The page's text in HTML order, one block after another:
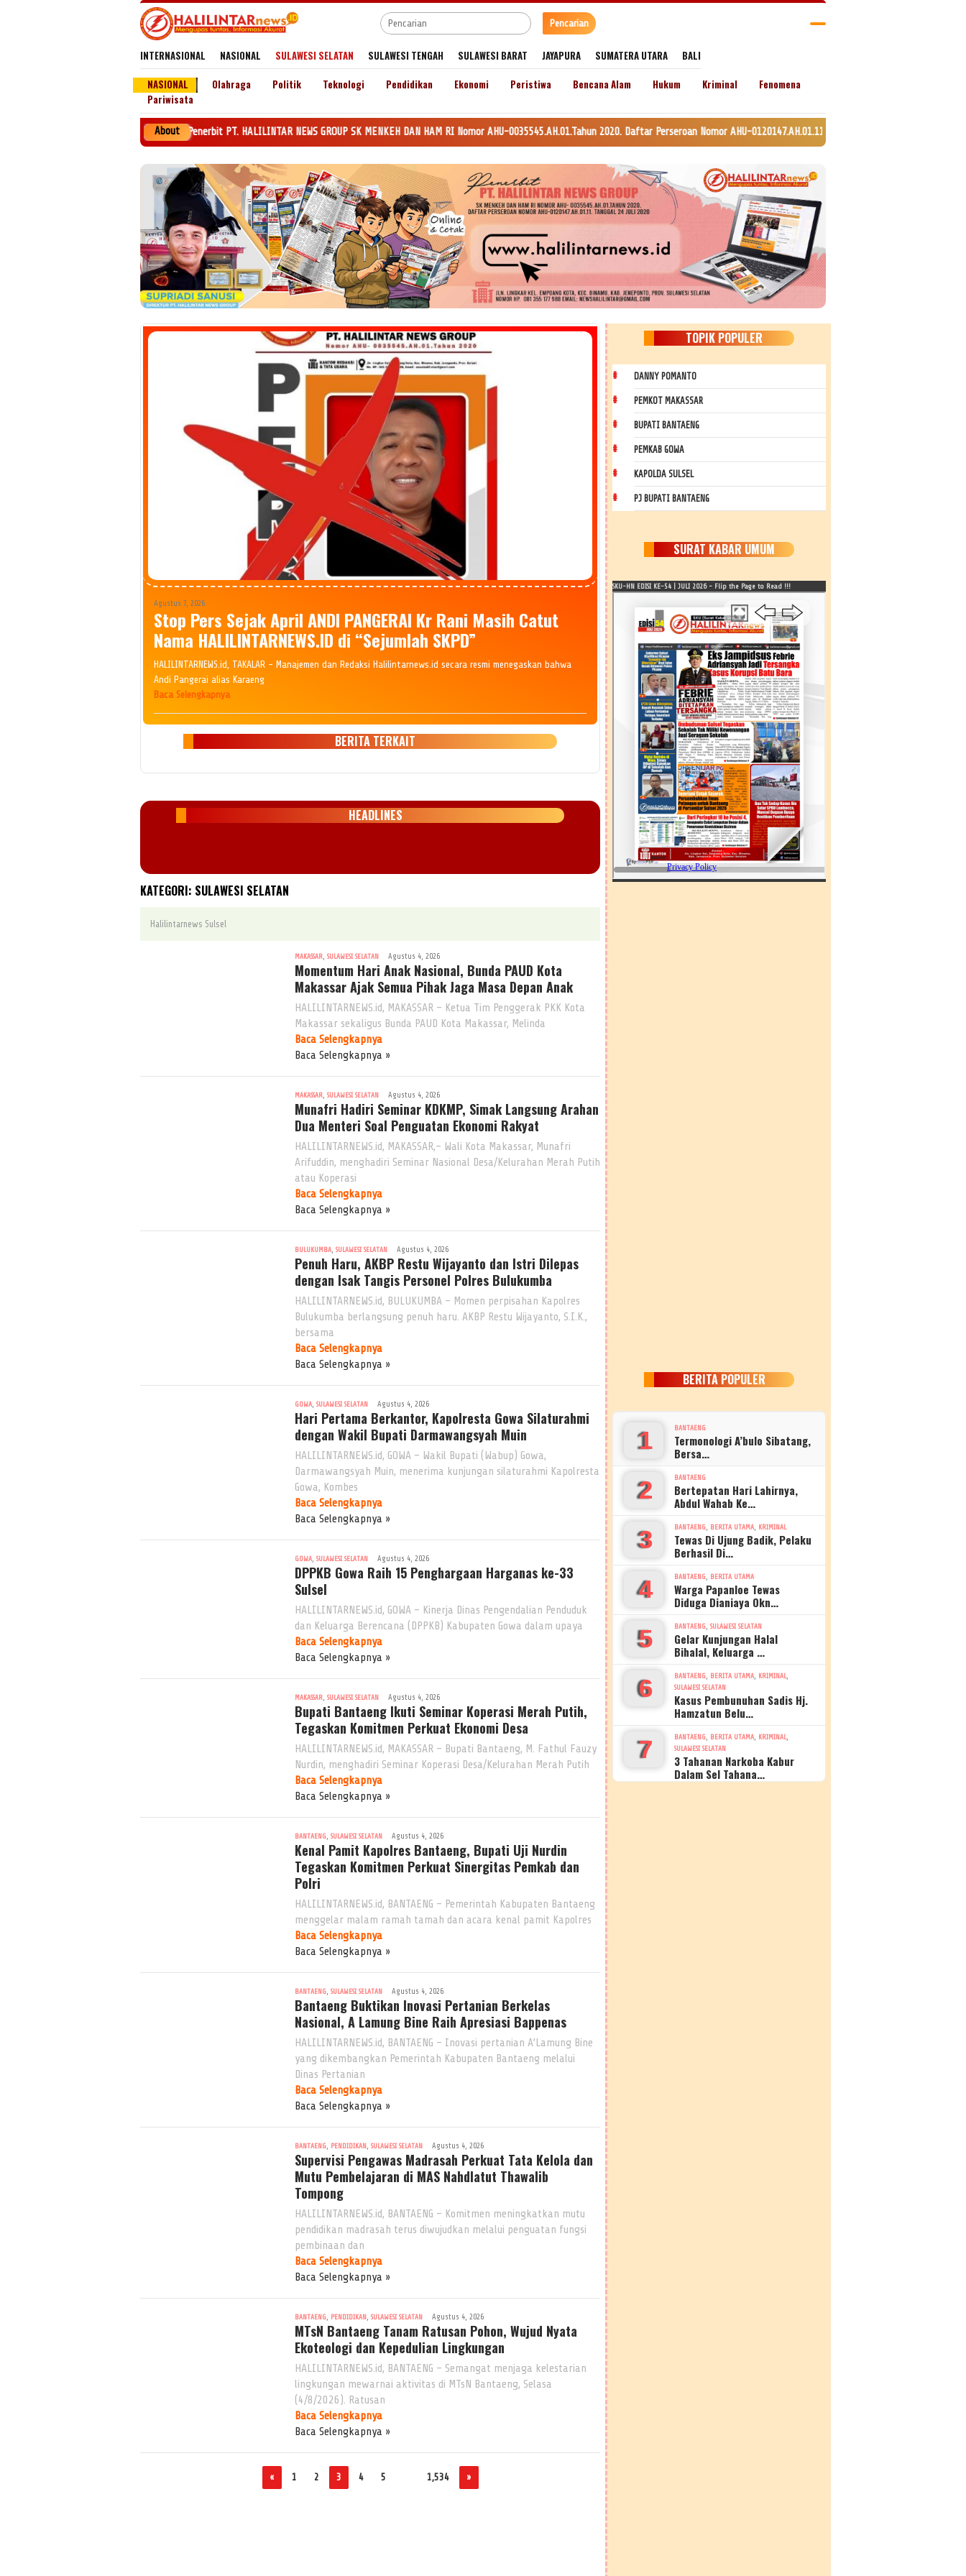
Pencarian
INTERNASIONAL NASIONAL SULAWESI SELATAN SULAWESI TENGAH SULAWESI BARAT JAYAPURA SUMATERA UTARA
BALI
NASIONAL
Olahraga Politik Teknologi Pendidikan Ekonomi Peristiwa Bencana Alam Hukum Kriminal
Fenomena
Pariwisata
About
Penerbit PT. HALILINTAR NEWS GROUP SK MENKEH DAN HAM RI Nomor AHU-0035545.AH.01.Tahun 2020. Daftar Perseroan Nomor AHU-0120147.AH.01.11. Tanggal 24 Juli 2020. lamat: Jln. Lingkar
Agustus 7, 2026
Stop Pers Sejak April ANDI PANGERAI Kr Rani Masih Catut
Nama HALILINTARNEWS.ID di “Sejumlah SKPD”
HALILINTARNEWS.id, TAKALAR – Manajemen dan Redaksi Halilintarnews.id secara resmi menegaskan bahwa
Andi Pangerai alias Karaeng
Baca Selengkapnya
BERITA TERKAIT
HEADLINES
KATEGORI: SULAWESI SELATAN
Halilintarnews Sulsel
MAKASSAR, SULAWESI SELATAN Agustus 4, 2026
Momentum Hari Anak Nasional, Bunda PAUD Kota
Makassar Ajak Semua Pihak Jaga Masa Depan Anak
HALILINTARNEWS.id, MAKASSAR – Ketua Tim Penggerak PKK Kota
Makassar sekaligus Bunda PAUD Kota Makassar, Melinda
Baca Selengkapnya
Baca Selengkapnya »
MAKASSAR, SULAWESI SELATAN Agustus 4, 2026
Munafri Hadiri Seminar KDKMP, Simak Langsung Arahan
Dua Menteri Soal Penguatan Ekonomi Rakyat
HALILINTARNEWS.id, MAKASSAR,– Wali Kota Makassar, Munafri
Arifuddin, menghadiri Seminar Nasional Desa/Kelurahan Merah Putih
atau Koperasi
Baca Selengkapnya
Baca Selengkapnya »
BULUKUMBA, SULAWESI SELATAN Agustus 4, 2026
Penuh Haru, AKBP Restu Wijayanto dan Istri Dilepas
dengan Isak Tangis Personel Polres Bulukumba
HALILINTARNEWS.id, BULUKUMBA – Momen perpisahan Kapolres
Bulukumba berlangsung penuh haru. AKBP Restu Wijayanto, S.I.K.,
bersama
Baca Selengkapnya
Baca Selengkapnya »
GOWA, SULAWESI SELATAN Agustus 4, 2026
Hari Pertama Berkantor, Kapolresta Gowa Silaturahmi
dengan Wakil Bupati Darmawangsyah Muin
HALILINTARNEWS.id, GOWA – Wakil Bupati (Wabup) Gowa,
Darmawangsyah Muin, menerima kunjungan silaturahmi Kapolresta
Gowa, Kombes
Baca Selengkapnya
Baca Selengkapnya »
GOWA, SULAWESI SELATAN Agustus 4, 2026
DPPKB Gowa Raih 15 Penghargaan Harganas ke-33
Sulsel
HALILINTARNEWS.id, GOWA – Kinerja Dinas Pengendalian Penduduk
dan Keluarga Berencana (DPPKB) Kabupaten Gowa dalam upaya
Baca Selengkapnya
Baca Selengkapnya »
MAKASSAR, SULAWESI SELATAN Agustus 4, 2026
Bupati Bantaeng Ikuti Seminar Koperasi Merah Putih,
Tegaskan Komitmen Perkuat Ekonomi Desa
HALILINTARNEWS.id, MAKASSAR – Bupati Bantaeng, M. Fathul Fauzy
Nurdin, menghadiri Seminar Koperasi Desa/Kelurahan Merah Putih
Baca Selengkapnya
Baca Selengkapnya »
BANTAENG, SULAWESI SELATAN Agustus 4, 2026
Kenal Pamit Kapolres Bantaeng, Bupati Uji Nurdin
Tegaskan Komitmen Perkuat Sinergitas Pemkab dan
Polri
HALILINTARNEWS.id, BANTAENG – Pemerintah Kabupaten Bantaeng
menggelar malam ramah tamah dan acara kenal pamit Kapolres
Baca Selengkapnya
Baca Selengkapnya »
BANTAENG, SULAWESI SELATAN Agustus 4, 2026
Bantaeng Buktikan Inovasi Pertanian Berkelas
Nasional, A Lamung Bine Raih Apresiasi Bappenas
HALILINTARNEWS.id, BANTAENG – Inovasi pertanian A’Lamung Bine
yang dikembangkan Pemerintah Kabupaten Bantaeng melalui
Dinas Pertanian
Baca Selengkapnya
Baca Selengkapnya »
BANTAENG, PENDIDIKAN, SULAWESI SELATAN Agustus 4, 2026
Supervisi Pengawas Madrasah Perkuat Tata Kelola dan
Mutu Pembelajaran di MAS Nahdlatut Thawalib
Tompong
HALILINTARNEWS.id, BANTAENG – Komitmen meningkatkan mutu
pendidikan madrasah terus diwujudkan melalui penguatan fungsi
pembinaan dan
Baca Selengkapnya
Baca Selengkapnya »
BANTAENG, PENDIDIKAN, SULAWESI SELATAN Agustus 4, 2026
MTsN Bantaeng Tanam Ratusan Pohon, Wujud Nyata
Ekoteologi dan Kepedulian Lingkungan
HALILINTARNEWS.id, BANTAENG – Semangat menjaga kelestarian
lingkungan mewarnai aktivitas di MTsN Bantaeng, Selasa
(4/8/2026). Ratusan
Baca Selengkapnya
Baca Selengkapnya »
« 1 2 3 4 5 1,534 »
TOPIK POPULER
DANNY POMANTO
PEMKOT MAKASSAR
BUPATI BANTAENG
PEMKAB GOWA
KAPOLDA SULSEL
PJ BUPATI BANTAENG
SURAT KABAR UMUM
SKU-HN EDISI KE-54 | JULI 2026 - Flip the Page to Read !!!
BERITA POPULER
1 BANTAENG
Termonologi A’bulo Sibatang,
Bersa…
2 BANTAENG
Bertepatan Hari Lahirnya,
Abdul Wahab Ke…
3 BANTAENG, BERITA UTAMA, KRIMINAL
Tewas Di Ujung Badik, Pelaku
Berhasil Di…
4 BANTAENG, BERITA UTAMA
Warga Papanloe Tewas
Diduga Dianiaya Okn…
5 BANTAENG,SULAWESI SELATAN
Gelar Kunjungan Halal
Bihalal, Keluarga …
6 BANTAENG, BERITA UTAMA, KRIMINAL,
SULAWESI SELATAN
Kasus Pembunuhan Sadis Hj.
Hamzatun Belu…
7 BANTAENG, BERITA UTAMA, KRIMINAL,
SULAWESI SELATAN
3 Tahanan Narkoba Kabur
Dalam Sel Tahana…